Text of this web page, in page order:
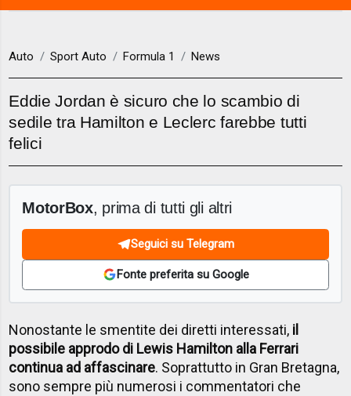
Auto Sport Auto Formula 1 News
Eddie Jordan è sicuro che lo scambio di
sedile tra Hamilton e Leclerc farebbe tutti
felici
MotorBox, prima di tutti gli altri
Seguici su Telegram
Fonte preferita su Google
Nonostante le smentite dei diretti interessati, il
possibile approdo di Lewis Hamilton alla Ferrari
continua ad affascinare. Soprattutto in Gran Bretagna,
sono sempre più numerosi i commentatori che